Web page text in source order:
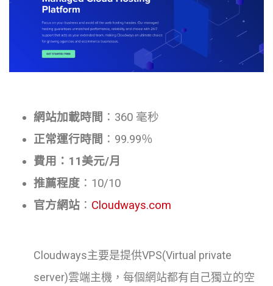
網站加載時間 ：360 毫秒
正常運行時間 ：99.99％
費用：11美元/月
推薦程度 ：10/10
官方網站 ： Cloudways.com
Cloudways主要是提供VPS(Virtual private
server)雲端主機，每個網站都有自己獨立的空